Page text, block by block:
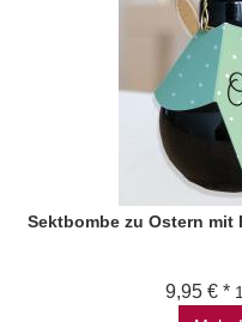
Sektbombe zu Ostern
9,95 € *